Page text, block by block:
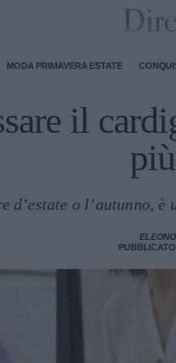
MODA PRIMAVERA ESTATE
il
d’estate o l’autunno,